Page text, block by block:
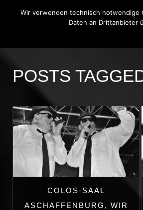
THE BLUE
POSTS
COLOS-SAAL
ASCHAFFENBURG, WIR
Wir verwenden technisch notwendige
Daten an Drittanbieter